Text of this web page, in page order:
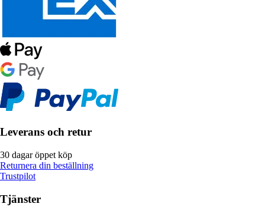
Leverans och retur
30 dagar öppet köp
Returnera din beställning
Trustpilot
Tjänster